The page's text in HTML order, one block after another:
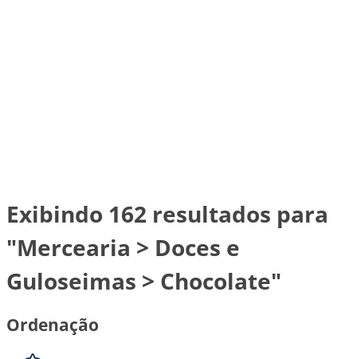
Exibindo 162 resultados para
"Mercearia > Doces e
Guloseimas > Chocolate"
Ordenação